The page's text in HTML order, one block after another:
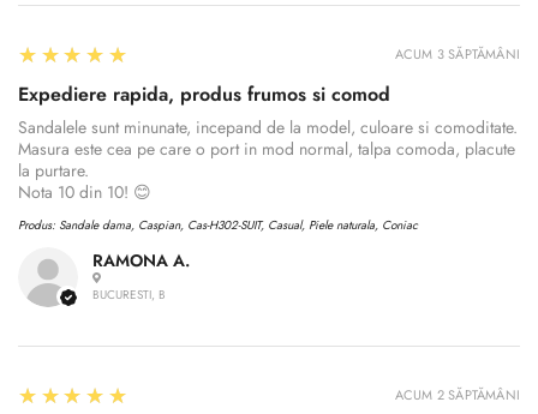
RAMONA A.
BUCURESTI, B
5
★★★★★
Expediere rapida, produs frumos si comod
Sandalele sunt minunate, incepand de la model, culoare si comoditate.
Masura este cea pe care o port in mod normal, talpa comoda, placute
la purtare.
Nota 10 din 10! 😊
Produs: Sandale dama, Caspian, Cas-H302-SUIT, Casual, Piele naturala, Coniac
ACUM 3 SĂPTĂMÂNI
5
★★★★★ ACUM 2 SĂPTĂMÂNI
Are you 18 years old or older?
No, I'm not